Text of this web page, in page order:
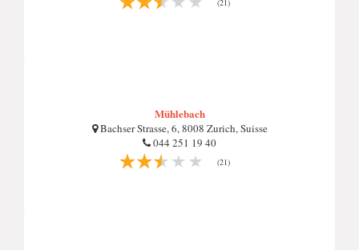
(21)
Mühlebach
Bachser Strasse, 6, 8008 Zurich, Suisse
044 251 19 40
(21)